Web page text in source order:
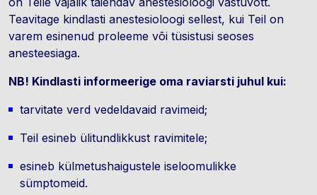
Teavitage kindlasti anestesioloogi sellest, kui Teil on
varem esinenud proleeme või tüsistusi seoses
anesteesiaga.
NB! Kindlasti informeerige oma raviarsti juhul kui:
tarvitate verd vedeldavaid ravimeid;
Teil esineb ülitundlikkust ravimitele;
esineb külmetushaigustele iseloomulikke
sümptomeid.